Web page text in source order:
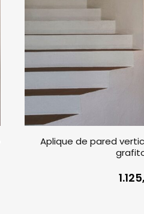
Aplique de pared